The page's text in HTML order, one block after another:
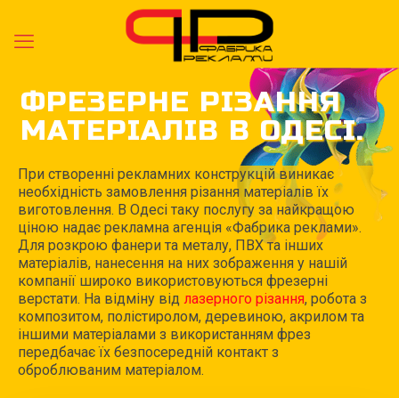
ФРЕЗЕРНЕ РІЗАННЯ
МАТЕРІАЛІВ В ОДЕСІ.
При створенні рекламних конструкцій виникає
необхідність замовлення різання матеріалів їх
виготовлення. В Одесі таку послугу за найкращою
ціною надає рекламна агенція «Фабрика реклами».
Для розкрою фанери та металу, ПВХ та інших
матеріалів, нанесення на них зображення у нашій
компанії широко використовуються фрезерні
верстати. На відміну від лазерного різання, робота з
композитом, полістиролом, деревиною, акрилом та
іншими матеріалами з використанням фрез
передбачає їх безпосередній контакт з
оброблюваним матеріалом.